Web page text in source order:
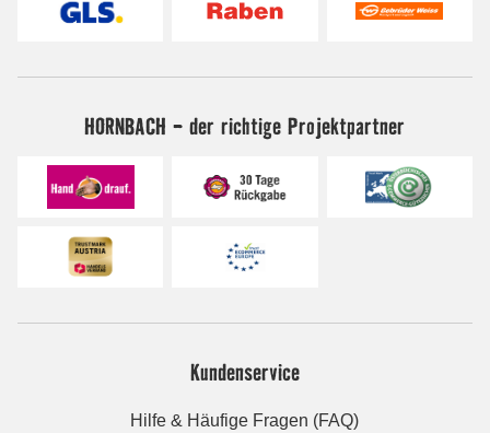
HORNBACH - der richtige Projektpartner
Kundenservice
Hilfe & Häufige Fragen (FAQ)